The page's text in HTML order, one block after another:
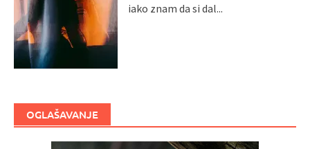
iako znam da si dal...
OGLAŠAVANJE